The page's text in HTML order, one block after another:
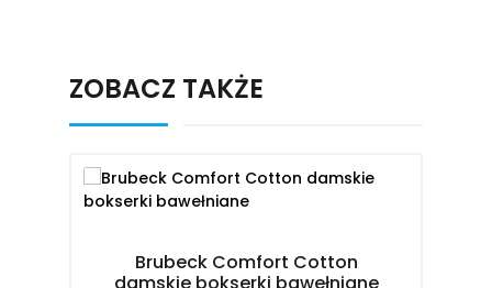
ZOBACZ TAKŻE
Brubeck Comfort Cotton
damskie bokserki bawełniane